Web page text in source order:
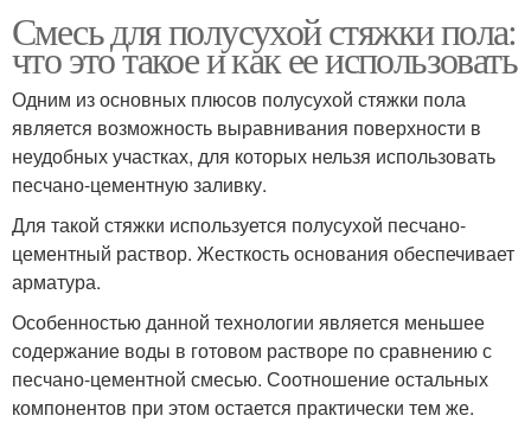
Смесь для полусухой стяжки пола:
что это такое и как ее использовать
Одним из основных плюсов полусухой стяжки пола
является возможность выравнивания поверхности в
неудобных участках, для которых нельзя использовать
песчано-цементную заливку.
Для такой стяжки используется полусухой песчано-
цементный раствор. Жесткость основания обеспечивает
арматура.
Особенностью данной технологии является меньшее
содержание воды в готовом растворе по сравнению с
песчано-цементной смесью. Соотношение остальных
компонентов при этом остается практически тем же.